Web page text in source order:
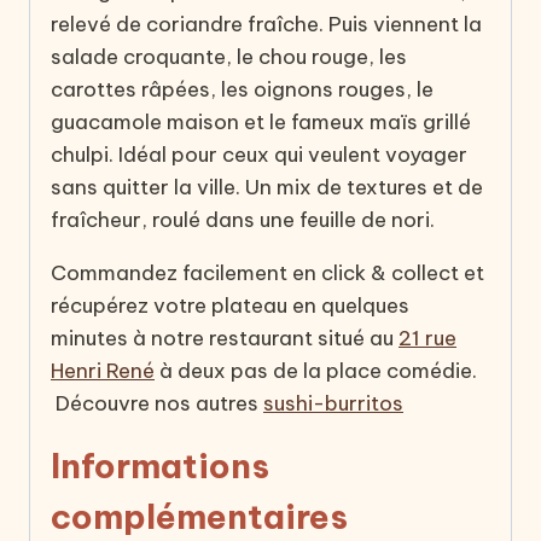
relevé de coriandre fraîche. Puis viennent la
salade croquante, le chou rouge, les
carottes râpées, les oignons rouges, le
guacamole maison et le fameux maïs grillé
chulpi. Idéal pour ceux qui veulent voyager
sans quitter la ville. Un mix de textures et de
fraîcheur, roulé dans une feuille de nori.
Commandez facilement en click & collect et
récupérez votre plateau en quelques
minutes à notre restaurant situé au 21 rue
Henri René à deux pas de la place comédie.
Découvre nos autres sushi-burritos
Informations
complémentaires